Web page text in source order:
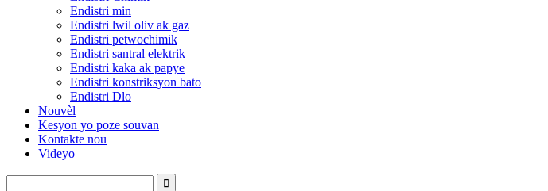
Endistri min
Endistri lwil oliv ak gaz
Endistri petwochimik
Endistri santral elektrik
Endistri kaka ak papye
Endistri konstriksyon bato
Endistri Dlo
Nouvèl
Kesyon yo poze souvan
Kontakte nou
Videyo